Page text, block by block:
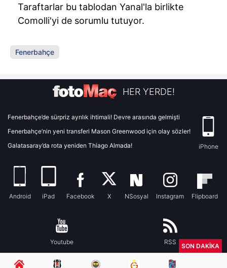
Taraftarlar bu tablodan Yanal'la birlikte
Comolli'yi de sorumlu tutuyor.
Fenerbahçe
HER YERDE!
Fenerbahçe’de sürpriz ayrılık ihtimali! Devre arasında gelmişti
Fenerbahçe’nin yeni transferi Mason Greenwood için olay sözler!
Galatasaray’da rota yeniden Thiago Almada!
iPhone
Android iPad Facebook X NSosyal Instagram Flipboard
Youtube RSS
SON DAKİKA